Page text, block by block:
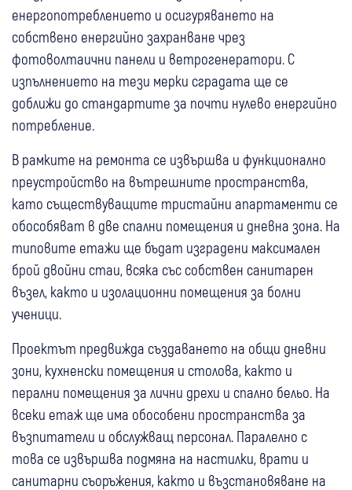
енергопотреблението и осигуряването на
собствено енергийно захранване чрез
фотоволтаични панели и ветрогенератори. С
изпълнението на тези мерки сградата ще се
доближи до стандартите за почти нулево енергийно
потребление.
В рамките на ремонта се извършва и функционално
преустройство на вътрешните пространства,
като съществуващите тристайни апартаменти се
обособяват в две спални помещения и дневна зона. На
типовите етажи ще бъдат изградени максимален
брой двойни стаи, всяка със собствен санитарен
възел, както и изолационни помещения за болни
ученици.
Проектът предвижда създаването на общи дневни
зони, кухненски помещения и столова, както и
перални помещения за лични дрехи и спално бельо. На
всеки етаж ще има обособени пространства за
възпитатели и обслужващ персонал. Паралелно с
това се извършва подмяна на настилки, врати и
санитарни съоръжения, както и възстановяване на